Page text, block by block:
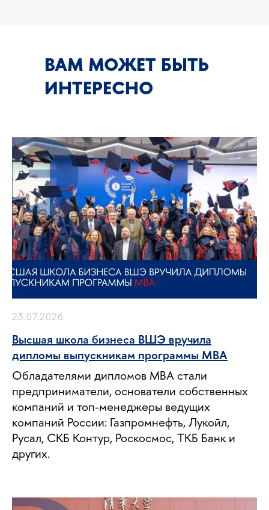
ВАМ МОЖЕТ БЫТЬ
ИНТЕРЕСНО
23.07.2026
Высшая школа бизнеса ВШЭ вручила
дипломы выпускникам программы MBA
Обладателями дипломов MBA стали
предприниматели, основатели собственных
компаний и топ-менеджеры ведущих
компаний России: Газпромнефть, Лукойл,
Русал, СКБ Контур, Роскосмос, ТКБ Банк и
других.